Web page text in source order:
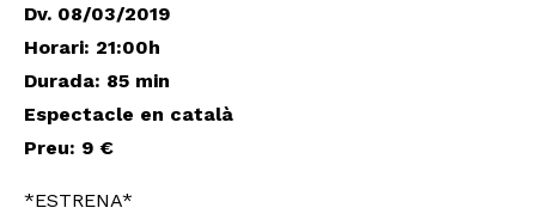
Dv. 08/03/2019
Horari: 21:00h
Durada: 85 min
Espectacle en català
Preu: 9 €
*ESTRENA*